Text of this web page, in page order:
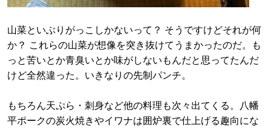
山菜といぶりがっこしかないって？ そうですけどそれが何
か？ これらの山菜が想像を突き抜けてうまかったのだ。も
っと苦いとか青臭いとか味がしないもんだと思ってたんだ
けど全然違った。いきなりの先制パンチ。
もちろん天ぷら・刺身など他の料理も次々出てくる。八幡
平ポークの炭火焼きやイワナは囲炉裏で仕上げる趣向にな